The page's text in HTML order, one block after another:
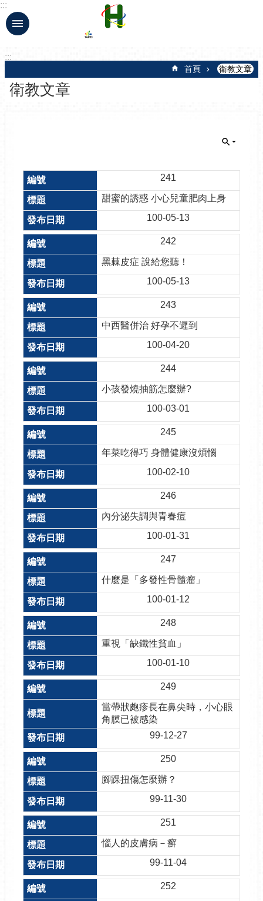
跳到主要內容區塊
:::
:::
首頁 衛教文章
衛教文章
241
甜蜜的誘惑 小心兒童肥肉上身
100-05-13
242
黑棘皮症 說給您聽！
100-05-13
243
中西醫併治 好孕不遲到
100-04-20
244
小孩發燒抽筋怎麼辦?
100-03-01
245
年菜吃得巧 身體健康沒煩惱
100-02-10
246
內分泌失調與青春痘
100-01-31
247
什麼是「多發性骨髓瘤」
100-01-12
248
重視「缺鐵性貧血」
100-01-10
249
當帶狀皰疹長在鼻尖時，小心眼
角膜已被感染
99-12-27
250
腳踝扭傷怎麼辦？
99-11-30
251
惱人的皮膚病－癬
99-11-04
252